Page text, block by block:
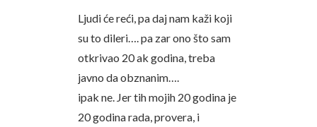
Ljudi će reći, pa daj nam kaži koji
su to dileri…. pa zar ono što sam
otkrivao 20 ak godina, treba
javno da obznanim….
ipak ne. Jer tih mojih 20 godina je
20 godina rada, provera, i